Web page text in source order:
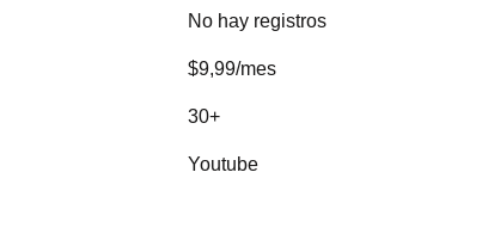
No hay registros
$9,99/mes
30+
Youtube